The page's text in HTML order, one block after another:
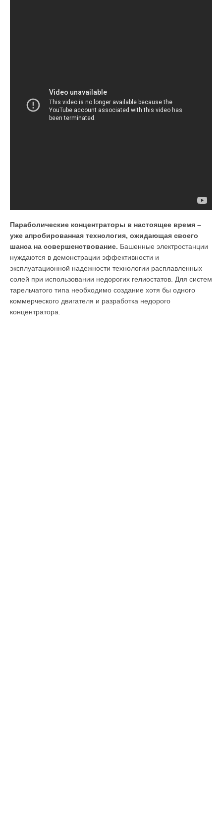
Параболические концентраторы в настоящее время –
уже апробированная технология, ожидающая своего
шанса на совершенствование. Башенные электростанции
нуждаются в демонстрации эффективности и
эксплуатационной надежности технологии расплавленных
солей при использовании недорогих гелиостатов. Для систем
тарельчатого типа необходимо создание хотя бы одного
коммерческого двигателя и разработка недорого
концентратора.